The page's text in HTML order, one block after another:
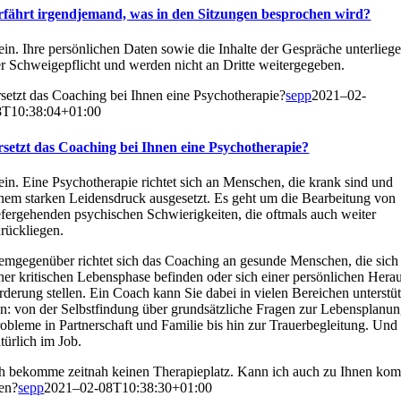
irgend­je­mand, was in den Sit­zun­gen bespro­chen wird?
Ihre per­sön­li­chen Daten sowie die Inhal­te der Gesprä­che
Schwei­ge­pflicht und wer­den nicht an Drit­te wei­ter­ge­ge­ben.
das Coa­ching bei Ihnen eine Psy­cho­the­ra­pie?sepp2021–02-
das Coa­ching bei Ihnen eine Psy­cho­the­ra­pie?
Eine Psy­cho­the­ra­pie rich­tet sich an Men­schen, die krank sind und
star­ken Lei­dens­druck aus­ge­setzt. Es geht um die Bear­bei­tung von
psy­chi­schen Schwie­rig­kei­ten, die oft­mals auch wei­ter
rich­tet sich das Coa­ching an gesun­de Men­schen, die
kri­ti­schen Lebens­pha­se befin­den oder sich einer per­sön­li­chen
stel­len. Ein Coach kann Sie dabei in vie­len Berei­chen
von der Selbst­fin­dung über grund­sätz­li­che Fra­gen zur
in Part­ner­schaft und Fami­lie bis hin zur Trau­er­be­glei­tung. Und
im Job.
bekom­me zeit­nah kei­nen The­ra­pie­platz. Kann ich auch zu Ihnen
sepp2021–02-08T10:38:30+01:00